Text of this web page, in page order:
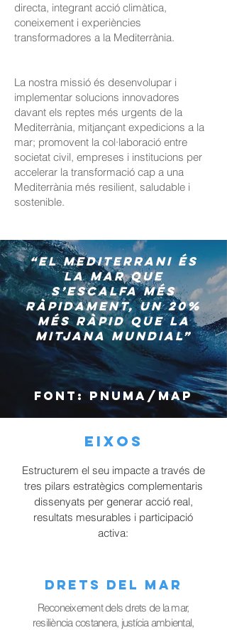
directa, integrant acció climàtica,
coneixement i experiències
transformadores a la Mediterrània.
La nostra missió és desenvolupar i
implementar solucions innovadores
davant els reptes més urgents de la
Mediterrània, mitjançant expedicions a la
mar; promovent la col·laboració entre
societat civil, empreses i institucions per
accelerar la transformació cap a una
Mediterrània més resilient, saludable i
sostenible.
“El Mediterrani és
la mar que
s’escalfa més
ràpidament, un 20%
més ràpid que la
mitjana mundial”
Font: PNUMA/MAP
EIXOS
Estructurem el seu impacte a través de
tres pilars estratègics complementaris
dissenyats per generar acció real,
resultats mesurables i participació
activa:
DRETS DEL MAR
Reconeixement dels drets de la mar,
resiliència costanera, justícia ambiental,